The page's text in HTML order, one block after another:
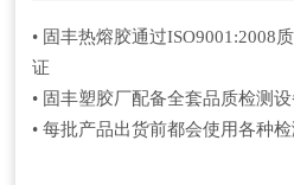
• 固丰热熔胶通过ISO9001:2008
证
• 固丰塑胶厂配备全套品质检测设
• 每批产品出货前都会使用各种